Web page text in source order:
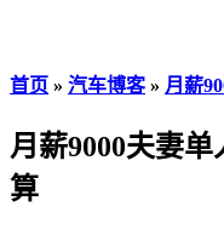
首页 » 汽车博客» 月薪
月薪9000夫妻
算